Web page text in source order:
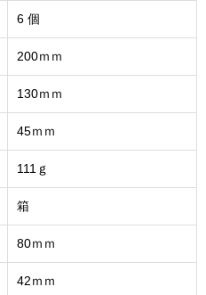
6 個
200ｍｍ
130ｍｍ
45ｍｍ
111ｇ
箱
80ｍｍ
42ｍｍ